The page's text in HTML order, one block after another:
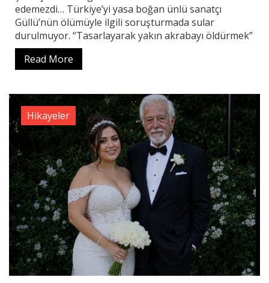
edemezdi… Türkiye’yi yasa boğan ünlü sanatçı
Güllü’nün ölümüyle ilgili soruşturmada sular
durulmuyor. “Tasarlayarak yakın akrabayı öldürmek”
Read More
Hikayeler